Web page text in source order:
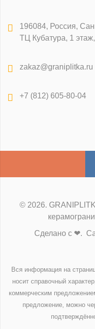
196084, Россия,
ТЦ Кубатура, 1
zakaz@graniplitka.ru
+7 (812) 605-80-04
© 2026.
Сделано с ❤.
Вся информация на
носит справочный
коммерческим
предложение, можно